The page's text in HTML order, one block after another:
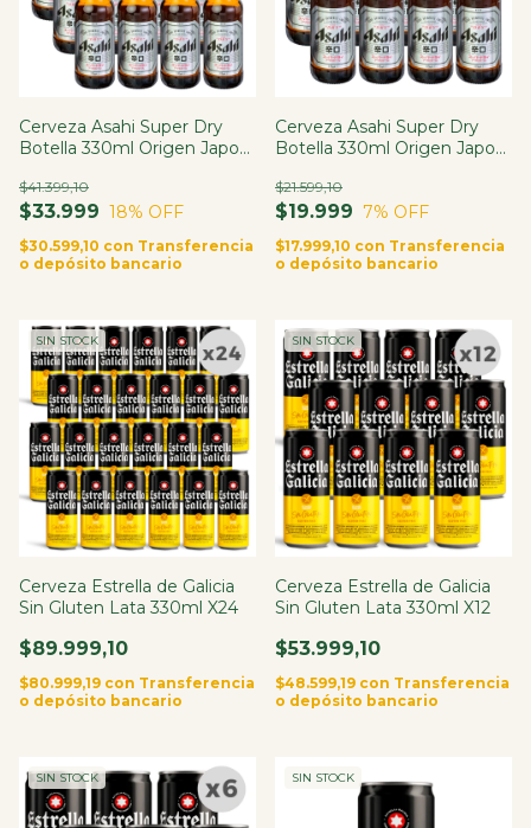
Cerveza Asahi Super Dry
Botella 330ml Origen Japon
$33.999
$41.399,10
18% OFF
$30.599,10 con Transferencia
o depósito bancario
Cerveza Asahi Super Dry
Botella 330ml Origen Japon
$19.999
$21.599,10
7% OFF
$17.999,10 con Transferencia
o depósito bancario
SIN STOCK
Cerveza Estrella de Galicia
Sin Gluten Lata 330ml X24
$89.999,10
$80.999,19 con Transferencia
o depósito bancario
SIN STOCK
Cerveza Estrella de Galicia
Sin Gluten Lata 330ml X12
$53.999,10
$48.599,19 con Transferencia
o depósito bancario
SIN STOCK SIN STOCK